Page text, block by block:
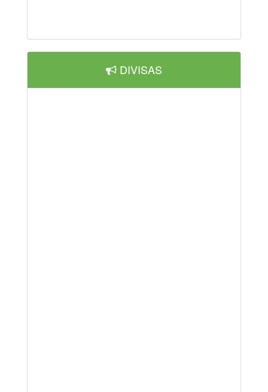
DIVISAS